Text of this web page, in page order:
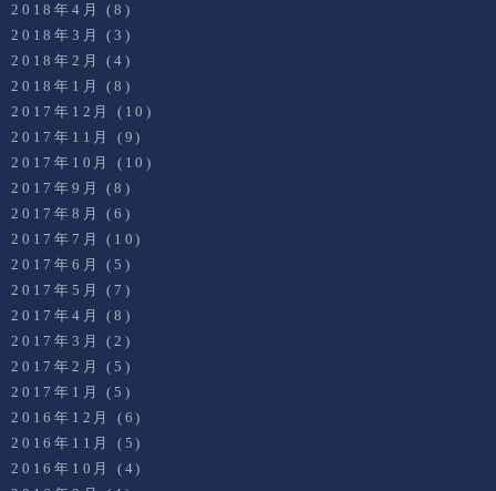
2018年4月
(8)
2018年3月
(3)
2018年2月
(4)
2018年1月
(8)
2017年12月
(10)
2017年11月
(9)
2017年10月
(10)
2017年9月
(8)
2017年8月
(6)
2017年7月
(10)
2017年6月
(5)
2017年5月
(7)
2017年4月
(8)
2017年3月
(2)
2017年2月
(5)
2017年1月
(5)
2016年12月
(6)
2016年11月
(5)
2016年10月
(4)